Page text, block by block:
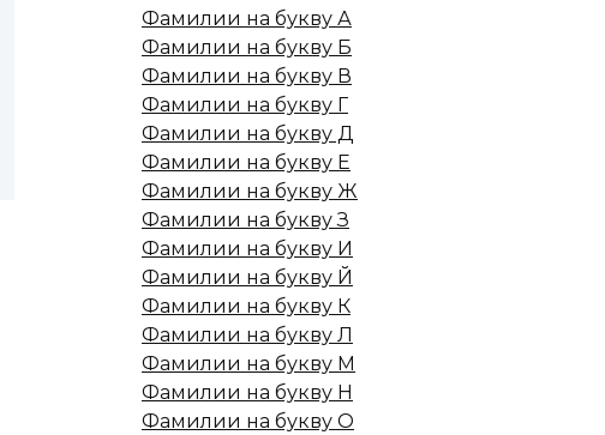
Фамилии на букву А
Фамилии на букву Б
Фамилии на букву В
Фамилии на букву Г
Фамилии на букву Д
Фамилии на букву Е
Фамилии на букву Ж
Фамилии на букву З
Фамилии на букву И
Фамилии на букву Й
Фамилии на букву К
Фамилии на букву Л
Фамилии на букву М
Фамилии на букву Н
Фамилии на букву О